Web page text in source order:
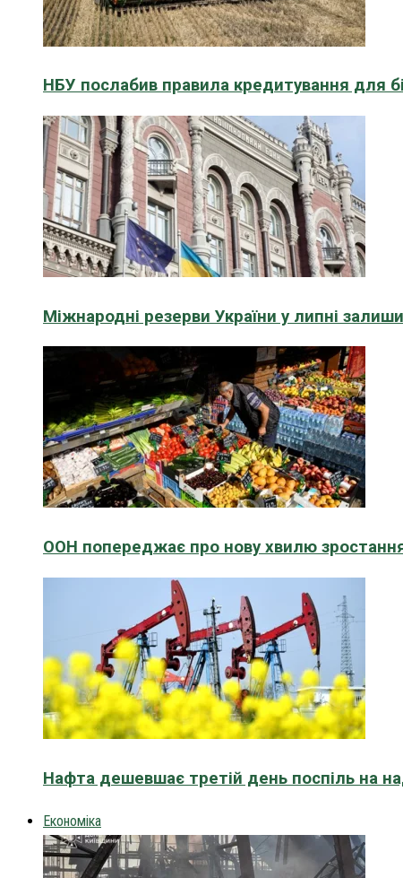
НБУ послабив правила кредитування для
Міжнародні резерви України у липні
ООН попереджає про нову хвилю
Нафта дешевшає третій день поспіль на
Економіка